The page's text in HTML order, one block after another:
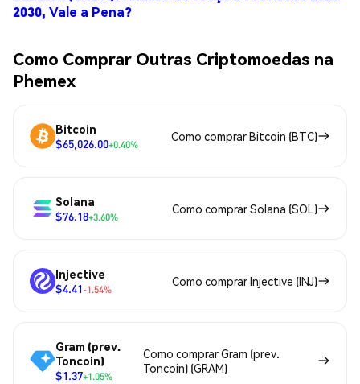
2030, Vale a Pena?
Como Comprar Outras Criptomoedas na
Phemex
Bitcoin
$65,026.00+0.40%
Como comprar Bitcoin (BTC)
Solana
$76.18+3.60%
Como comprar Solana (SOL)
Injective
$4.41-1.54%
Como comprar Injective (INJ)
Gram (prev.
Toncoin)
$1.37+1.05%
Como comprar Gram (prev.
Toncoin) (GRAM)